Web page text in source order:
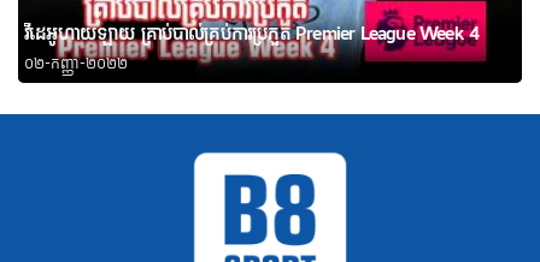
វីដេអូហាយឡាយ គ្រាប់បាល់គ្រប់ការប្រកួត Premier League Week 4
០២-កញ្ញា-២០២២